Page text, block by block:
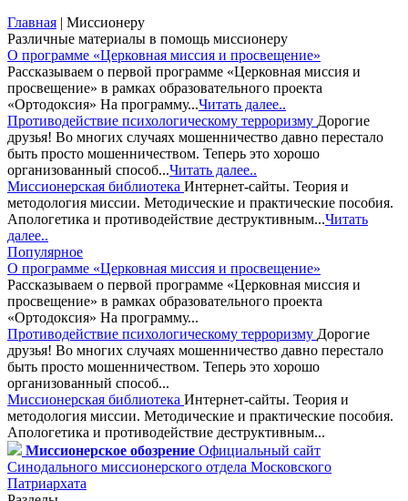
Главная | Миссионеру
Различные материалы в помощь миссионеру
О программе «Церковная миссия и просвещение»
Рассказываем о первой программе «Церковная миссия и
просвещение» в рамках образовательного проекта
«Ортодоксия» На программу...Читать далее..
Противодействие психологическому терроризму Дорогие
друзья! Во многих случаях мошенничество давно перестало
быть просто мошенничеством. Теперь это хорошо
организованный способ...Читать далее..
Миссионерская библиотека Интернет-сайты. Теория и
методология миссии. Методические и практические пособия.
Апологетика и противодействие деструктивным...Читать
далее..
Популярное
О программе «Церковная миссия и просвещение»
Рассказываем о первой программе «Церковная миссия и
просвещение» в рамках образовательного проекта
«Ортодоксия» На программу...
Противодействие психологическому терроризму Дорогие
друзья! Во многих случаях мошенничество давно перестало
быть просто мошенничеством. Теперь это хорошо
организованный способ...
Миссионерская библиотека Интернет-сайты. Теория и
методология миссии. Методические и практические пособия.
Апологетика и противодействие деструктивным...
Миссионерское обозрение Официальный сайт
Синодального миссионерского отдела Московского
Патриархата